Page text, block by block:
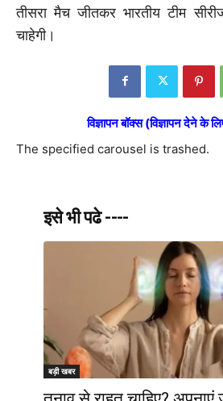
तीसरा मैच जीतकर भारतीय टीम
चाहेगी।
विज्ञापन बॉक्स (विज्ञापन देने के
The specified carousel is trashed.
इसे भी पढे ----
बड़ी खबर